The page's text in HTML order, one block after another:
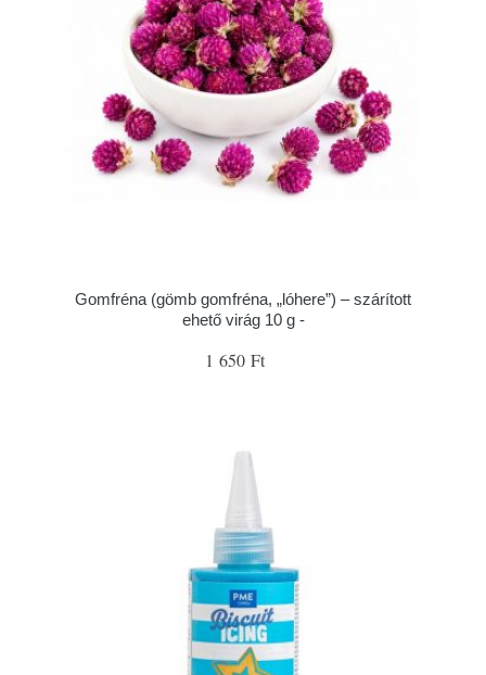
Gomfréna (gömb gomfréna, „lóhere”) – szárított
ehető virág 10 g -
1 650 Ft